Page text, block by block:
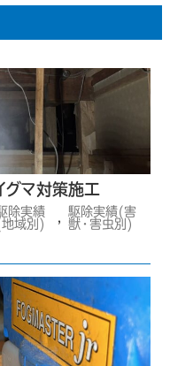
マ対策施工
除実績
域別)
駆除実績(害
獣・害虫別)